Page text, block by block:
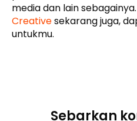
media dan lain
Creativesekarang juga,
untukmu.
Sebarkan